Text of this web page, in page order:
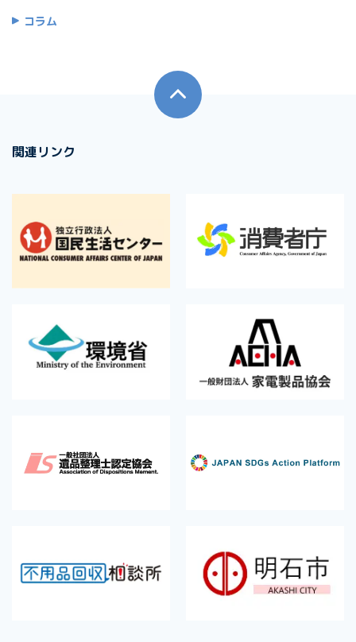
コラム
関連リンク